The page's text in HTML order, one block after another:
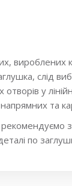
слід
у
та
по